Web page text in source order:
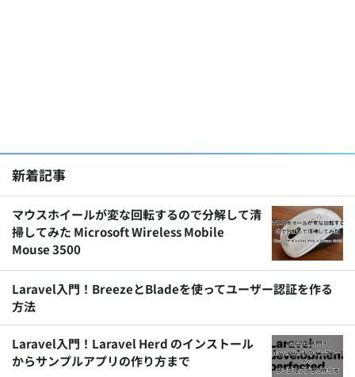
新着記事
マウスホイールが変な回転するので分解して清
掃してみた Microsoft Wireless Mobile
Mouse 3500
Laravel入門！BreezeとBladeを使ってユーザー認証を作る
方法
Laravel入門！Laravel Herd のインストール
からサンプルアプリの作り方まで